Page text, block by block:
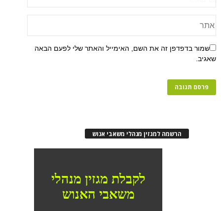
שמור בדפדפן זה את השם, האימייל והאתר שלי לפעם הבאה
שאגיב.
הרשמה למגזין מנהלי משאבי אנוש